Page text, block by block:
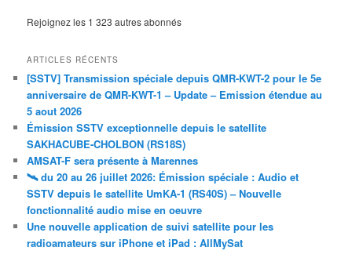
Rejoignez les 1 323 autres abonnés
ARTICLES RÉCENTS
[SSTV] Transmission spéciale depuis QMR-KWT-2 pour le 5e
anniversaire de QMR-KWT-1 – Update – Emission étendue au
5 aout 2026
Émission SSTV exceptionnelle depuis le satellite
SAKHACUBE-CHOLBON (RS18S)
AMSAT-F sera présente à Marennes
🛰️ du 20 au 26 juillet 2026: Émission spéciale : Audio et
SSTV depuis le satellite UmKA-1 (RS40S) – Nouvelle
fonctionnalité audio mise en oeuvre
Une nouvelle application de suivi satellite pour les
radioamateurs sur iPhone et iPad : AllMySat